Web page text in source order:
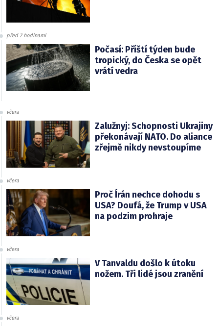
před 7 hodinami
Počasí: Příští týden bude
tropický, do Česka se opět
vrátí vedra
včera
Zalužnyj: Schopnosti Ukrajiny
překonávají NATO. Do aliance
zřejmě nikdy nevstoupíme
včera
Proč Írán nechce dohodu s
USA? Doufá, že Trump v USA
na podzim prohraje
včera
V Tanvaldu došlo k útoku
nožem. Tři lidé jsou zranění
včera